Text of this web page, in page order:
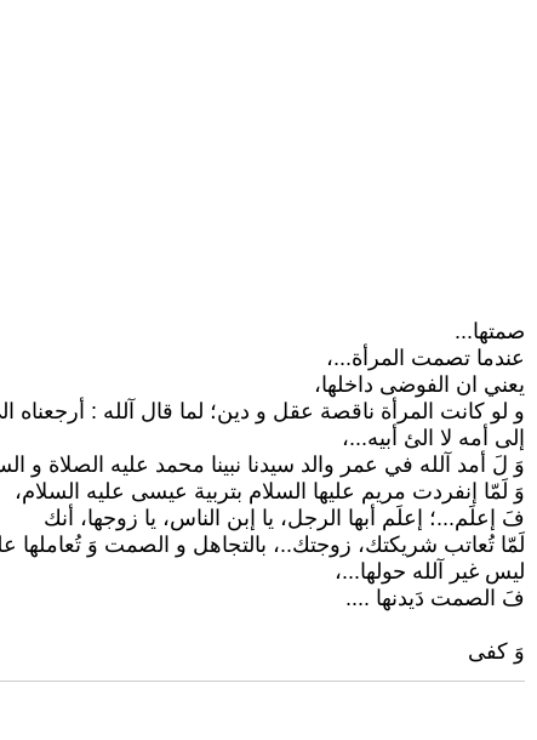
صمتها...
عندما تصمت المرأة...،
يعني ان الفوضى داخلها،
و لو كانت المرأة ناقصة عقل و دين؛ لما قال آلله : أرجعناه
إلى أمه لا الئ أبيه...،
وَ لَ أمد آلله في عمر والد سيدنا نبينا محمد عليه الصلاة و
وَ لَمّا إنفردت مريم عليها السلام بتربية عيسى عليه السلام،
فَ إعلَم...؛ إعلَم أبها الرجل، يا إبن الناس، يا زوجها، أنك
لَمّا تُعاتب شريكتك، زوجتك..، بالتجاهل و الصمت وَ
ليس غير آلله حولها...،
فَ الصمت دَيدنها ....
وَ كفى